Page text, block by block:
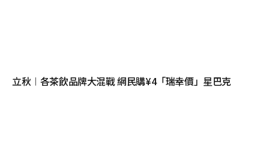
立秋︱各茶飲品牌大混戰 網民購¥4「瑞幸價」星巴克